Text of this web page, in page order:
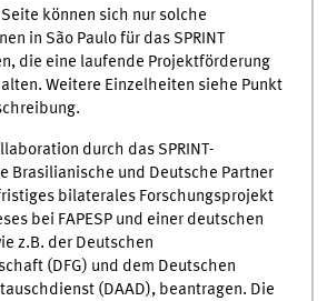
können sich nur solche
in São Paulo für das SPRINT
die eine laufende Projektförderung
Weitere Einzelheiten siehe Punkt
durch das SPRINT-
Brasilianische und Deutsche Partner
bilaterales Forschungsprojekt
bei FAPESP und einer deutschen
z.B. der Deutschen
(DFG) und dem Deutschen
(DAAD), beantragen. Die